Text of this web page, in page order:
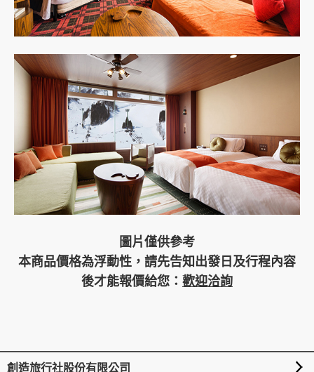
圖片僅供參考
本商品價格為浮動性，請先告知出發日及行程內容
後才能報價給您： 歡迎洽詢
創造旅行社股份有限公司